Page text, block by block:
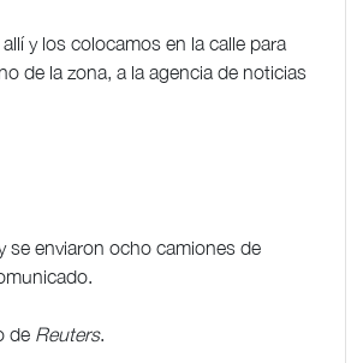
y los colocamos en la calle para
de la zona, a la agencia de noticias
se enviaron ocho camiones de
de Reuters.